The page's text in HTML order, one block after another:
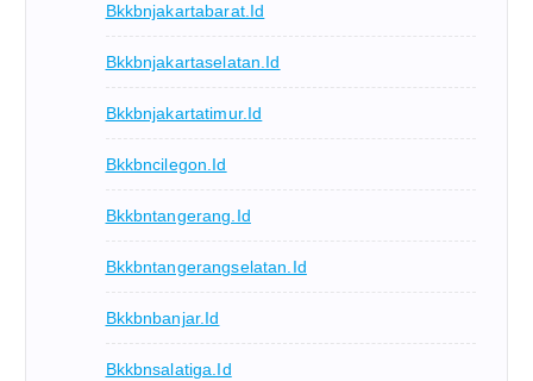
Bkkbnjakartabarat.id
Bkkbnjakartaselatan.id
Bkkbnjakartatimur.id
Bkkbncilegon.id
Bkkbntangerang.id
Bkkbntangerangselatan.id
Bkkbnbanjar.id
Bkkbnsalatiga.id